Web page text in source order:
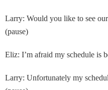
Larry: Would you like to see
(pause)
Eliz: I’m afraid my schedule is
Larry: Unfortunately my